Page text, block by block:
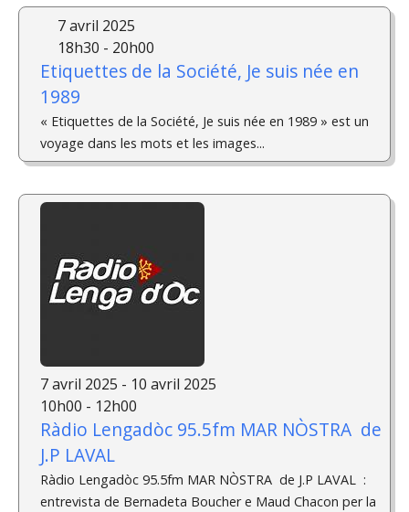
7 avril 2025
18h30 - 20h00
Etiquettes de la Société, Je suis née en
1989
« Etiquettes de la Société, Je suis née en 1989 » est un
voyage dans les mots et les images...
7 avril 2025 - 10 avril 2025
10h00 - 12h00
Ràdio Lengadòc 95.5fm MAR NÒSTRA de
J.P LAVAL
Ràdio Lengadòc 95.5fm MAR NÒSTRA de J.P LAVAL :
entrevista de Bernadeta Boucher e Maud Chacon per la